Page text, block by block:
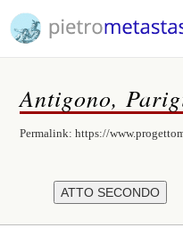
Antigono,
Permalink:https://